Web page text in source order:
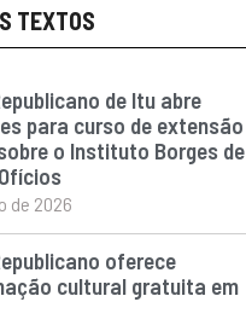
TEXTOS
de Itu abre
para curso de extensão
o Instituto Borges de
de 2026
oferece
cultural gratuita em